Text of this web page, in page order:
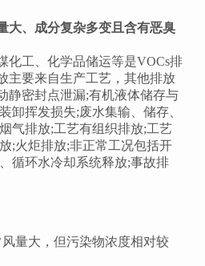
大、成分复杂多变且含有恶臭
化工、化学品储运等是VOCs排
主要来自生产工艺，其他排放
静密封点泄漏;有机液体储存与
卸挥发损失;废水集输、储存、
气排放;工艺有组织排放;工艺
;火炬排放;非正常工况包括开
循环水冷却系统释放;事故排
量大，但污染物浓度相对较